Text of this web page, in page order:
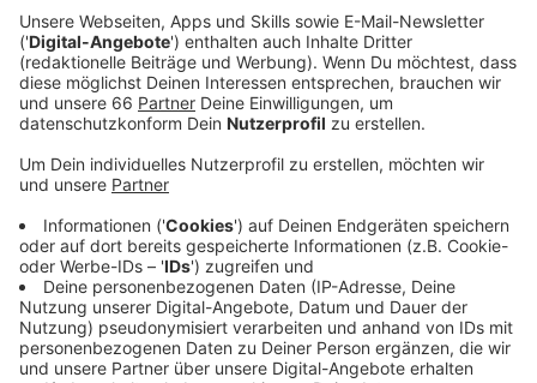
Anzeige
Fußgänger nicht betroffen
Anzeige
Für Autofahrerinnen und Autofahrer bleibt in dem
Abschnitt eine drei Meter breite Spur frei. Radfahrer
werden über dieTalstraßeumgeleitet, Fußgänger
können die Friedrichstraße weiterhin nutzen.